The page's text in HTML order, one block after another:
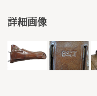
詳細画像